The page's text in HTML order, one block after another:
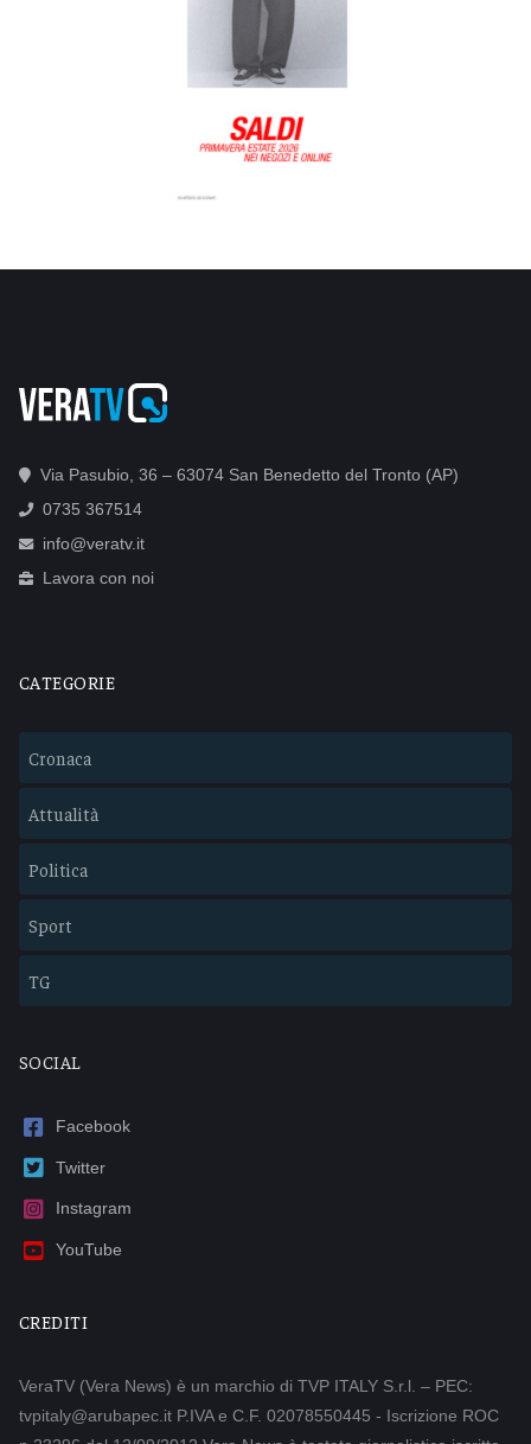
Via Pasubio, 36 – 63074 San Benedetto del Tronto (AP)
0735 367514
info@veratv.it
Lavora con noi
CATEGORIE
Cronaca
Attualità
Politica
Sport
TG
SOCIAL
Facebook
Twitter
Instagram
YouTube
CREDITI
VeraTV (Vera News) è un marchio di TVP ITALY S.r.l. – PEC:
tvpitaly@arubapec.it P.IVA e C.F. 02078550445 - Iscrizione ROC